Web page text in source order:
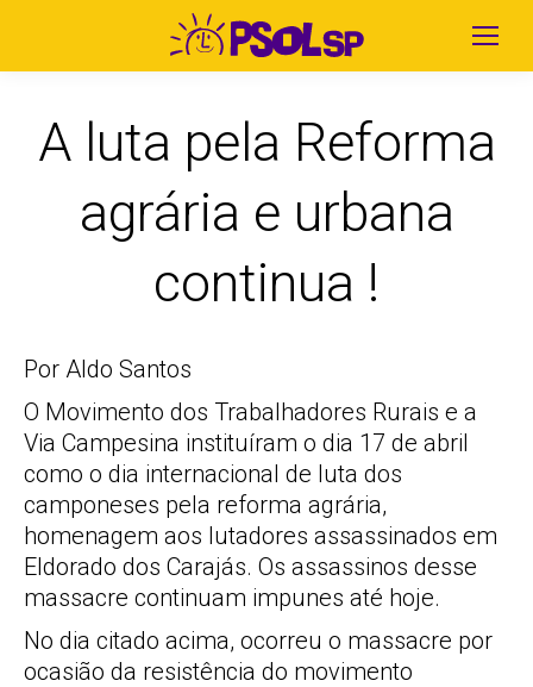
A luta pela Reforma
agrária e urbana
continua !
Por Aldo Santos
O Movimento dos Trabalhadores Rurais e a
Via Campesina instituíram o dia 17 de abril
como o dia internacional de luta dos
camponeses pela reforma agrária,
homenagem aos lutadores assassinados em
Eldorado dos Carajás. Os assassinos desse
massacre continuam impunes até hoje.
No dia citado acima, ocorreu o massacre por
ocasião da resistência do movimento